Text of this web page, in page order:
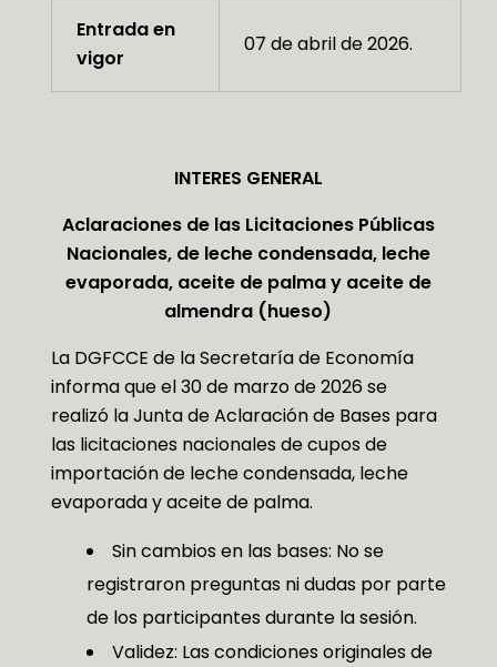
Entrada en
vigor
07 de abril de 2026.
INTERES GENERAL
Aclaraciones de las Licitaciones Públicas
Nacionales, de leche condensada, leche
evaporada, aceite de palma y aceite de
almendra (hueso)
La DGFCCE de la Secretaría de Economía
informa que el 30 de marzo de 2026 se
realizó la Junta de Aclaración de Bases para
las licitaciones nacionales de cupos de
importación de leche condensada, leche
evaporada y aceite de palma.
Sin cambios en las bases: No se
registraron preguntas ni dudas por parte
de los participantes durante la sesión.
Validez: Las condiciones originales de